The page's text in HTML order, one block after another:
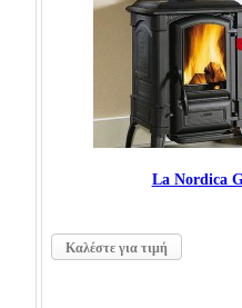
La Nordica
Καλέστε για τιμή